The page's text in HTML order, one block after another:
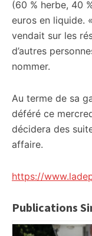
(60 % herbe, 40
euros en liquide.
vendait sur les
d’autres
nommer.
Au terme de sa
déféré ce
décidera des
affaire.
https://
Publications